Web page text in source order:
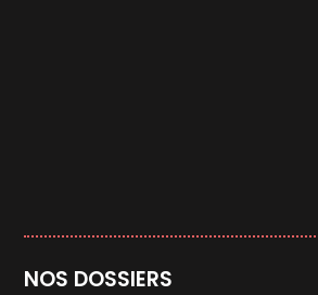
NOS DOSSIERS